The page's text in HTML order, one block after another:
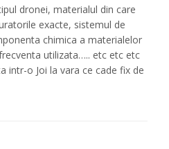
dronei, materialul din care
exacte, sistemul de
chimica a materialelor
utilizata….. etc etc etc
intr-o Joi la vara ce cade fix de